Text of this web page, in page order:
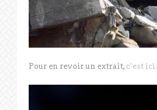
Pour en revoir un extrait, c’est ici.